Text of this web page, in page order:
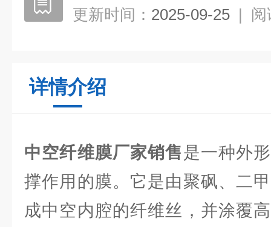
更新时间： 2025-09-25 | 阅
详情介绍
中空纤维膜厂家销售是一种外
撑作用的膜。它是由聚砜、二
成中空内腔的纤维丝，并涂覆